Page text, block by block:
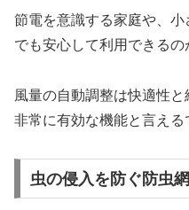
節電を意識する家庭や、
でも安心して利用できるの
風量の自動調整は快適性
非常に有効な機能と言える
虫の侵入を防ぐ防虫